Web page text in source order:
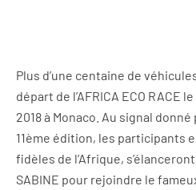
Plus d’une centaine de
départ de l’AFRICA ECO RACE
2018 à Monaco. Au signal
11ème édition, les participants
fidèles de l’Afrique,
SABINE pour rejoindre le